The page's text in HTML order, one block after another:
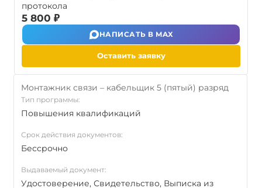
протокола
5 800 ₽
НАПИСАТЬ В MAX
Оставить заявку
Монтажник связи – кабельщик 5 (пятый) разряд
Тип программы:
Повышения квалификаций
Срок действия документов:
Бессрочно
Выдаваемый документ:
Удостоверение, Свидетельство, Выписка из